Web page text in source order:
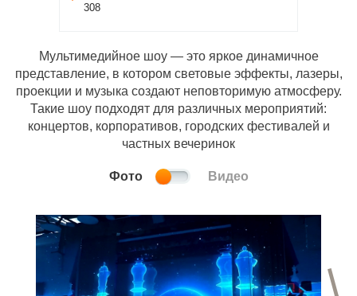
308
Мультимедийное шоу — это яркое динамичное
представление, в котором световые эффекты, лазеры,
проекции и музыка создают неповторимую атмосферу.
Такие шоу подходят для различных мероприятий:
концертов, корпоративов, городских фестивалей и
частных вечеринок
Фото Видео